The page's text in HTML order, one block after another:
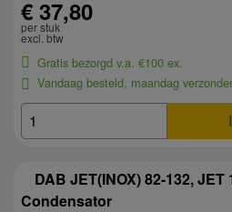
€ 37,80
per stuk
excl. btw
Gratis bezorgd v.a. €100 ex.
Vandaag besteld, maandag
DAB JET(INOX) 82-132, JET
Condensator